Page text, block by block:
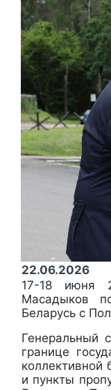
22.06.2026
17-18 июня
Масадыков
Беларусь с
Генеральный
границе
коллективной
и пункты